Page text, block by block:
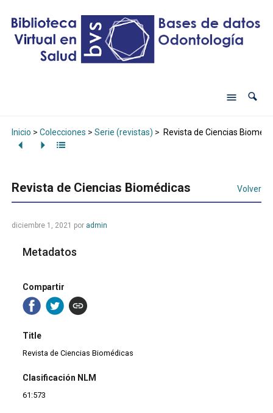
Inicio > Colecciones > Serie (revistas) > Revista de Ciencias
Revista de Ciencias Biomédicas Volver
diciembre 1, 2021 por admin
Metadatos
Compartir
Title
Revista de Ciencias Biomédicas
Clasificación NLM
61:573